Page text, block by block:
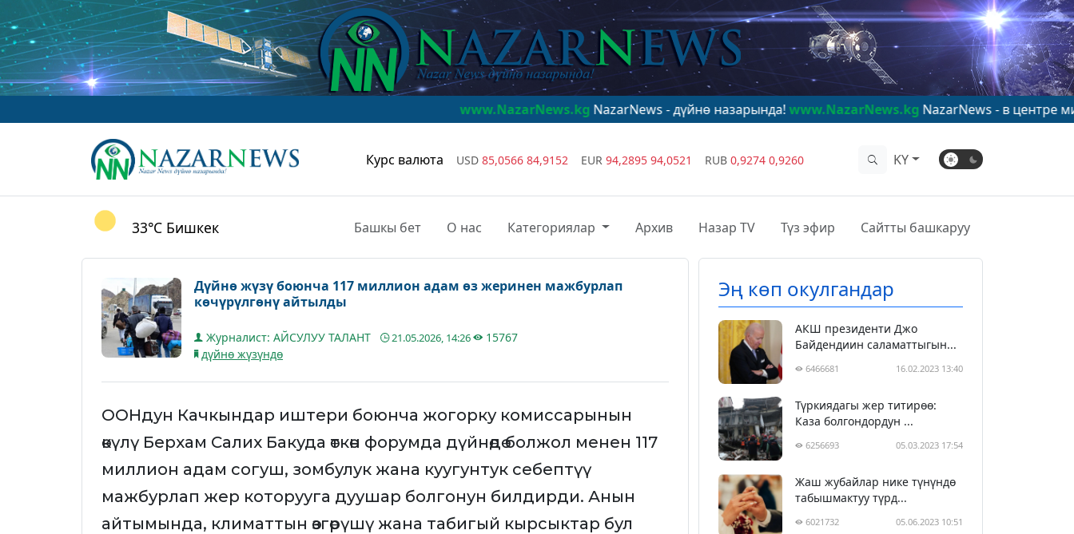
www.NazarNews.kgNazarNews - дүйнө назарында!www.NazarNews.kgNazarNews - в центре мирового
Курс валюта USD 85,0566 84,9152 EUR 94,2895 94,0521 RUB 0,9274 0,9260 KY
33°C Бишкек Башкы бет О нас Категориялар Архив Назар TV Түз эфир Сайтты башкаруу
Дүйнө жүзү боюнча 117 миллион адам өз жеринен мажбурлап
көчүрүлгөнү айтылды
Журналист: АЙСУЛУУ ТАЛАНТ 21.05.2026, 14:26
15767
дүйнө жүзүндө
ООНдун Качкындар иштери боюнча жогорку комиссарынын
өкүлү Берхам Салих Бакуда өткөн форумда дүйнөдө болжол менен 117
миллион адам согуш, зомбулук жана куугунтук себептүү
мажбурлап жер которууга дуушар болгонун билдирди. Анын
айтымында, климаттын өзгөрүшү жана табигый кырсыктар бул
Эң көп окулгандар
АКШ президенти Джо
Байдендиин саламаттыгын...
6466681 16.02.2023 13:40
Түркиядагы жер титирөө:
Каза болгондордун ...
6256693 05.03.2023 17:54
Жаш жубайлар нике түнүндө
табышмактуу түрд...
6021732 05.06.2023 10:51